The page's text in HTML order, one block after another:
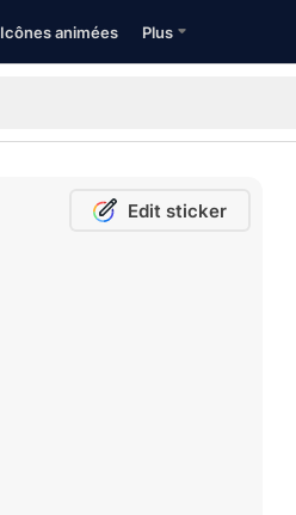
Icônes animées Plus
Edit sticker